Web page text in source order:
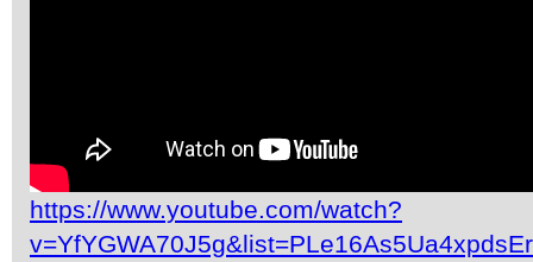
https://www.youtube.com/watch?